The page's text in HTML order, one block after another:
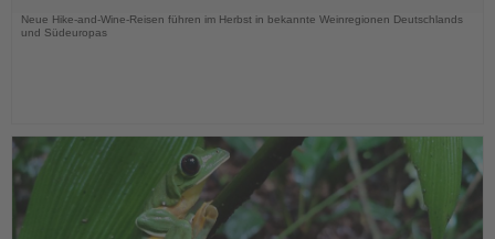
Neue Hike-and-Wine-Reisen führen im Herbst in bekannte Weinregionen Deutschlands
und Südeuropas